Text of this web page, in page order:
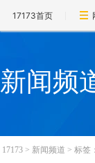
17173首页
新闻频
17173 > 新闻频道 > 标签